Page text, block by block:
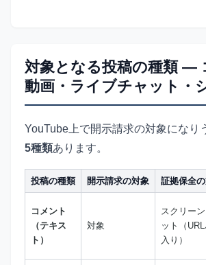
対象となる投稿の種類 —
動画・ライブチャット・
YouTube上で開示請求の対象になり
5種類あります。
投稿の種類 開示請求の対象 証拠保全
コメント
（テキス
ト）
対象
スクリーン
ット（
入り）